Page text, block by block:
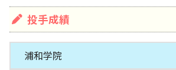
投手成績
浦和学院